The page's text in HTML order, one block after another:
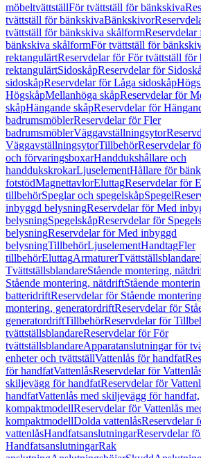
möbeltvättställFör tvättställ för bänkskiva
tvättställ för bänkskivaBänkskivor
tvättställ för bänkskiva skålform
bänkskiva skålformFör tvättställ för
rektangulärtReservdelar för För tvättställ för
rektangulärtSidoskåpReservdelar för
sidoskåpReservdelar för Låga sidoskåp
HögskåpMellanhöga skåpReservdelar för
skåpHängande skåpReservdelar för
badrumsmöblerReservdelar för Fler
badrumsmöblerVäggavställningsytor
VäggavställningsytorTillbehörReservdelar
och förvaringsboxarHanddukshållare och
handdukskrokarLjuselementHållare för
fotstödMagnettavlorEluttagReservdelar för
tillbehörSpeglar och spegelskåpSpegel
inbyggd belysningReservdelar för Med
belysningSpegelskåpReservdelar för
belysningReservdelar för Med inbyggd
belysningTillbehörLjuselementHandtagFler
tillbehörEluttagArmaturerTvättställsblandare
TvättställsblandareStående montering,
Stående montering, nätdriftStående
batteridriftReservdelar för Stående
montering, generatordriftReservdelar för
generatordriftTillbehörReservdelar för
tvättställsblandareReservdelar för För
tvättställsblandareApparatanslutningar för
enheter och tvättställVattenlås för handfat
för handfatVattenlåsReservdelar för
skiljevägg för handfatReservdelar för
handfatVattenlås med skiljevägg för handfat,
kompaktmodellReservdelar för Vattenlås
kompaktmodellDolda vattenlåsReservdelar
vattenlåsHandfatsanslutningarReservdelar
HandfatsanslutningarRak